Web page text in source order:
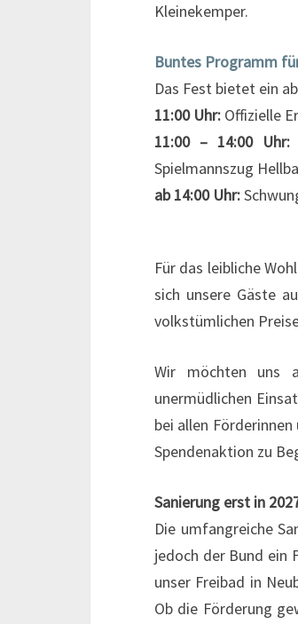
Kleinekemper.
Buntes Programm
Das Fest bietet ein
11:00 Uhr: Offizielle
11:00 – 14:00 Uhr:
Spielmannszug
ab 14:00 Uhr:
Für das leibliche
sich unsere Gäste
volkstümlichen
Wir möchten uns
unermüdlichen
bei allen
Spendenaktion zu
Sanierung erst in
Die umfangreiche
jedoch der Bund ein
unser Freibad in
Ob die Förderung